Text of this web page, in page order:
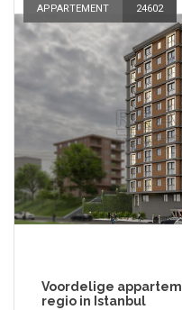
APPARTEMENT 24602
Voordelige
regio in Istanbul